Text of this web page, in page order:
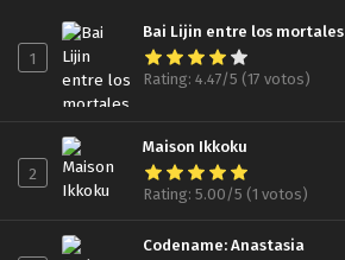
BlackLotus
2019-10-01
Capítulo 29.00
2019-10-07
Capítulo 30.00
2019-10-13
1
Bai Lijin entre los mortales
Rating: 4.47/5 (17 votos)
2
Maison Ikkoku
Rating: 5.00/5 (1 votos)
Codename: Anastasia